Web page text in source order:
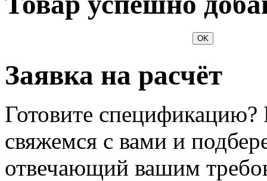
OK
Заявка на расчёт
Готовите
свяжемся с вами и
отвечающий вашим